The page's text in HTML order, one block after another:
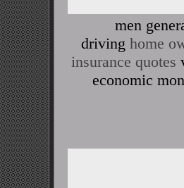
men
driving home
insurance quotes
economic